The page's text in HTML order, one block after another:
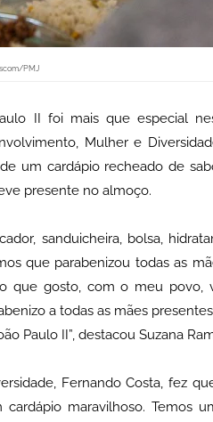
PMJ
II foi mais que especial
Mulher e
um cardápio recheado de
presente no almoço.
sanduicheira, bolsa,
que parabenizou todas as
que gosto, com o meu povo,
a todas as mães
Paulo II”, destacou Suzana
Fernando Costa, fez
maravilhoso. Temos